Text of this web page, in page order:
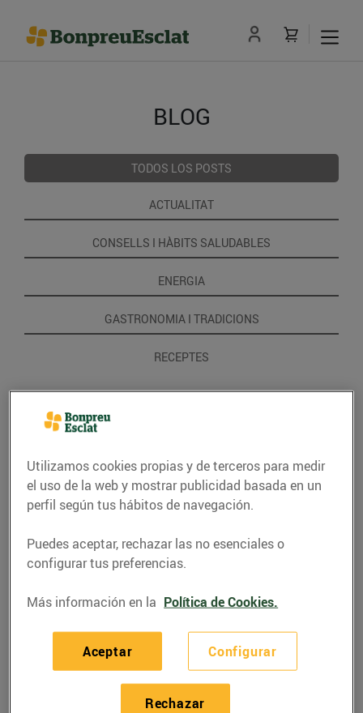
BLOG
TODOS LOS POSTS
ACTUALITAT
CONSELLS I HÀBITS SALUDABLES
ENERGIA
GASTRONOMIA I TRADICIONS
RECEPTES
RECETAS
Recepta de turnedó de
rap
24/diciembre/2018
Utilizamos cookies propias y de terceros para medir
el uso de la web y mostrar publicidad basada en un
perfil según tus hábitos de navegación.
Puedes aceptar, rechazar las no esenciales o
configurar tus preferencias.
Más información en la Política de Cookies.
Configurar
Rechazar
Aceptar